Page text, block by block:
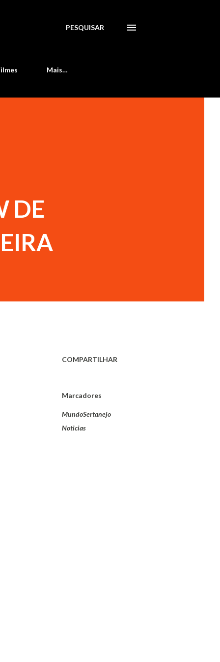
PESQUISAR
Mais…
DE
COMPARTILHAR
Marcadores
MundoSertanejo
Noticias